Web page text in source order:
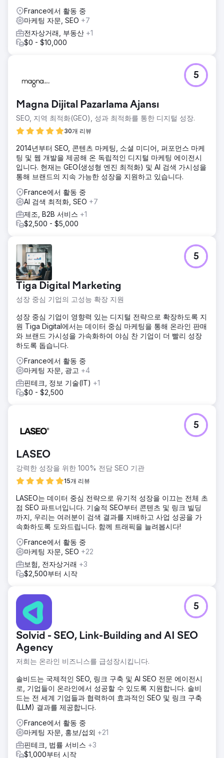
France에서 활동 중
마케팅 자문, SEO +7
전자상거래, 부동산 +1
$0 - $10,000
Magna Dijital Pazarlama Ajansı
SEO, 지역 최적화(GEO), 성과 최적화를 통한 디지털 성장.
30개 리뷰
5
2014년부터 SEO, 콘텐츠 마케팅, 소셜 미디어, 퍼포먼스 마케
팅 및 웹 개발을 제공해 온 독립적인 디지털 마케팅 에이전시
입니다. 현재는 GEO(생성형 엔진 최적화) 및 AI 검색 가시성을
통해 브랜드의 지속 가능한 성장을 지원하고 있습니다.
France에서 활동 중
AI 검색 최적화, SEO +7
제조, B2B 서비스 +1
$2,500 - $5,000
Tiga Digital Marketing
성장 중심 기업의 고성능 확장 지원
5
성장 중심 기업이 영향력 있는 디지털 전략으로 확장하도록 지
원 Tiga Digital에서는 데이터 중심 마케팅을 통해 온라인 판매
와 브랜드 가시성을 가속화하여 야심 찬 기업이 더 빨리 성장
하도록 돕습니다.
France에서 활동 중
마케팅 자문, 광고 +4
핀테크, 정보 기술(IT) +1
$0 - $2,500
LASEO
강력한 성장을 위한 100% 전담 SEO 기관
15개 리뷰
5
LASEO는 데이터 중심 전략으로 유기적 성장을 이끄는 전체 초
점 SEO 파트너입니다. 기술적 SEO부터 콘텐츠 및 링크 빌딩
까지, 우리는 여러분이 검색 결과를 지배하고 사업 성공을 가
속화하도록 도와드립니다. 함께 트래픽을 늘려봅시다!
France에서 활동 중
마케팅 자문, SEO +22
보험, 전자상거래 +3
$2,500부터 시작
Solvid - SEO, Link-Building and AI SEO
Agency
저희는 온라인 비즈니스를 급성장시킵니다.
5
솔비드는 국제적인 SEO, 링크 구축 및 AI SEO 전문 에이전시
로, 기업들이 온라인에서 성공할 수 있도록 지원합니다. 솔비
드는 전 세계 기업들과 협력하여 효과적인 SEO 및 링크 구축
(LLM) 결과를 제공합니다.
France에서 활동 중
마케팅 자문, 홍보/섭외 +21
핀테크, 법률 서비스 +3
$1,000부터 시작